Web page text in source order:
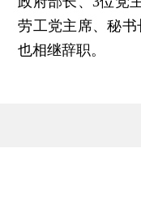
劳工党主席、秘
也相继辞职。